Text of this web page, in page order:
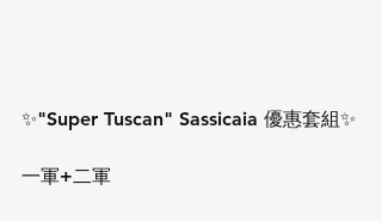
✨"Super Tuscan" Sassicaia 優惠套組✨
一軍+二軍